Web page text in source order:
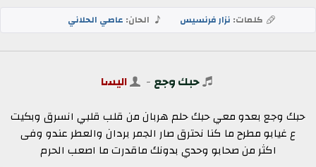
كلمات: نزار فرنسيس الحان: عاصي الحلاني
حبك وجع - اليسا
حبك وجع بعدو معي حبك حلم هربان من قلب قلبي انسرق وبكيت
ع غيابو مطرح ما كنا نحترق صار الجمر بردان والعطر عندو وفى
اكثر من صحابو وحدي بدونك ماقدرت ما اصعب الحرم